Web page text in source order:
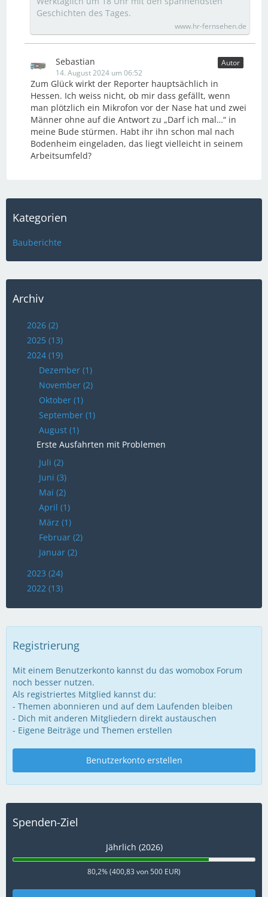
Geschichten des Tages.
www.hr-fernsehen.de
Sebastian
14. August 2024 um 06:52
Autor
Zum Glück wirkt der Reporter hauptsächlich in
Hessen. Ich weiss nicht, ob mir dass gefällt, wenn
man plötzlich ein Mikrofon vor der Nase hat und zwei
Männer ohne auf die Antwort zu „Darf ich mal…“ in
meine Bude stürmen. Habt ihr ihn schon mal nach
Bodenheim eingeladen, das liegt vielleicht in seinem
Arbeitsumfeld?
Kategorien
Bauberichte
Archiv
2026 (2)
2025 (13)
2024 (19)
Dezember (1)
November (2)
Oktober (1)
September (1)
August (1)
Erste Ausfahrten mit Problemen
Juli (2)
Juni (3)
Mai (2)
April (1)
März (1)
Februar (2)
Januar (2)
2023 (24)
2022 (13)
Registrierung
Mit einem Benutzerkonto kannst du das womobox Forum
noch besser nutzen.
Als registriertes Mitglied kannst du:
- Themen abonnieren und auf dem Laufenden bleiben
- Dich mit anderen Mitgliedern direkt austauschen
- Eigene Beiträge und Themen erstellen
Benutzerkonto erstellen
Spenden-Ziel
Jährlich (2026)
80,2% (400,83 von 500 EUR)